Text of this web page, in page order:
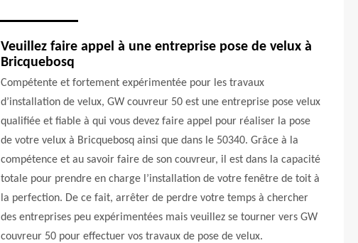
Veuillez faire appel à une entreprise pose de velux à
Bricquebosq
Compétente et fortement expérimentée pour les travaux
d’installation de velux, GW couvreur 50 est une entreprise pose velux
qualifiée et fiable à qui vous devez faire appel pour réaliser la pose
de votre velux à Bricquebosq ainsi que dans le 50340. Grâce à la
compétence et au savoir faire de son couvreur, il est dans la capacité
totale pour prendre en charge l’installation de votre fenêtre de toit à
la perfection. De ce fait, arrêter de perdre votre temps à chercher
des entreprises peu expérimentées mais veuillez se tourner vers GW
couvreur 50 pour effectuer vos travaux de pose de velux.